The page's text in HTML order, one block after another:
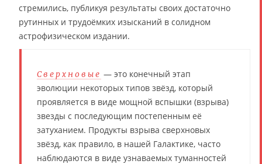
стремились, публикуя результаты своих достаточно
рутинных и трудоёмких изысканий в солидном
астрофизическом издании.
Сверхновые — это конечный этап
эволюции некоторых типов звёзд, который
проявляется в виде мощной вспышки (взрыва)
звезды с последующим постепенным её
затуханием. Продукты взрыва сверхновых
звёзд, как правило, в нашей Галактике, часто
наблюдаются в виде узнаваемых туманностей